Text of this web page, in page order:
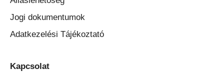
Jogi dokumentumok
Adatkezelési Tájékoztató
Kapcsolat